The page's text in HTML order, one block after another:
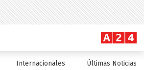
Internacionales Últimas Noticias